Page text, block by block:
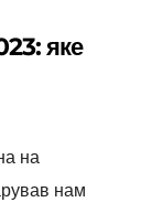
яке
на
нам